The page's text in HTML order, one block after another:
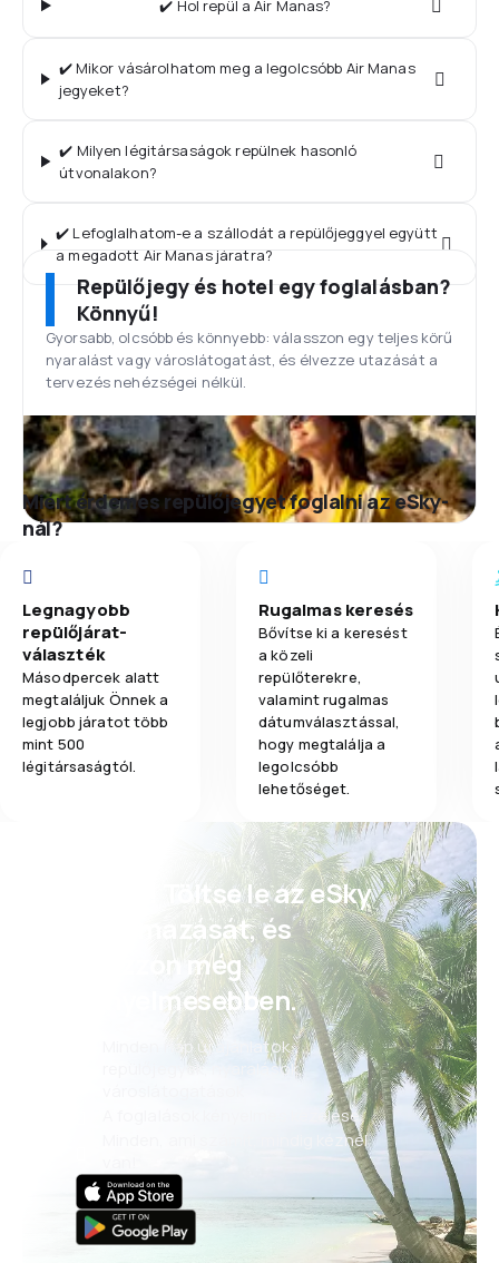
✔️ Hol repül a Air Manas?
✔️ Mikor vásárolhatom meg a legolcsóbb Air Manas
jegyeket?
✔️ Milyen légitársaságok repülnek hasonló
útvonalakon?
✔️ Lefoglalhatom-e a szállodát a repülőjeggyel együtt
a megadott Air Manas járatra?
Repülőjegy és hotel egy foglalásban?
Könnyű!
Gyorsabb, olcsóbb és könnyebb: válasszon egy teljes körű
nyaralást vagy városlátogatást, és élvezze utazását a
tervezés nehézségei nélkül.
Miért érdemes repülőjegyet foglalni az eSky-
nál?
Legnagyobb
repülőjárat-
választék
Másodpercek alatt
megtaláljuk Önnek a
legjobb járatot több
mint 500
légitársaságtól.
Rugalmas keresés
Bővítse ki a keresést
a közeli
repülőterekre,
valamint rugalmas
dátumválasztással,
hogy megtalálja a
legolcsóbb
lehetőséget.
Psszt! Töltse le az eSky
alkalmazását, és
utazzon még
kényelmesebben.
Minden nap új ajánlatok:
repülőjegyek, nyaralások,
A foglalások kényelmes kezelése
Minden, ami számít, mindig kéznél